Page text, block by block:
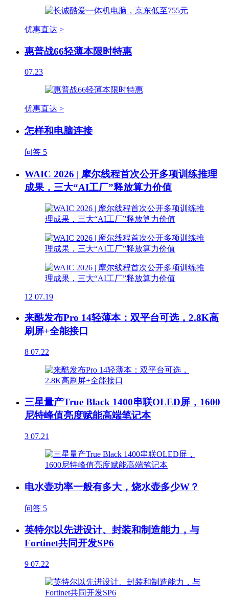
优惠直达 >
惠普战66轻薄本限时特惠
07.23
优惠直达 >
怎样和电脑连接
问答 5
WAIC 2026 | 摩尔线程首次公开多项训练推理
成果，三大“AI工厂”释放算力价值
12 07.19
来酷发布Pro 14轻薄本：双平台可选，2.8K高
刷屏+全能接口
8 07.22
三星量产True Black 1400串联OLED屏，1600
尼特峰值亮度赋能高端笔记本
3 07.21
电水壶功率一般有多大，烧水壶多少W？
问答 5
英特尔以先进设计、封装和制造能力，与
Fortinet共同开发SP6
9 07.22